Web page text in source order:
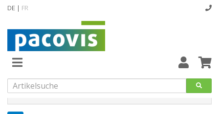
DE | FR
Abverkaufsartikel
Neuheiten
Vollsortiment
Startseite Dekorplatten und Transportkartons
Platten schwarz
Produkte filtern